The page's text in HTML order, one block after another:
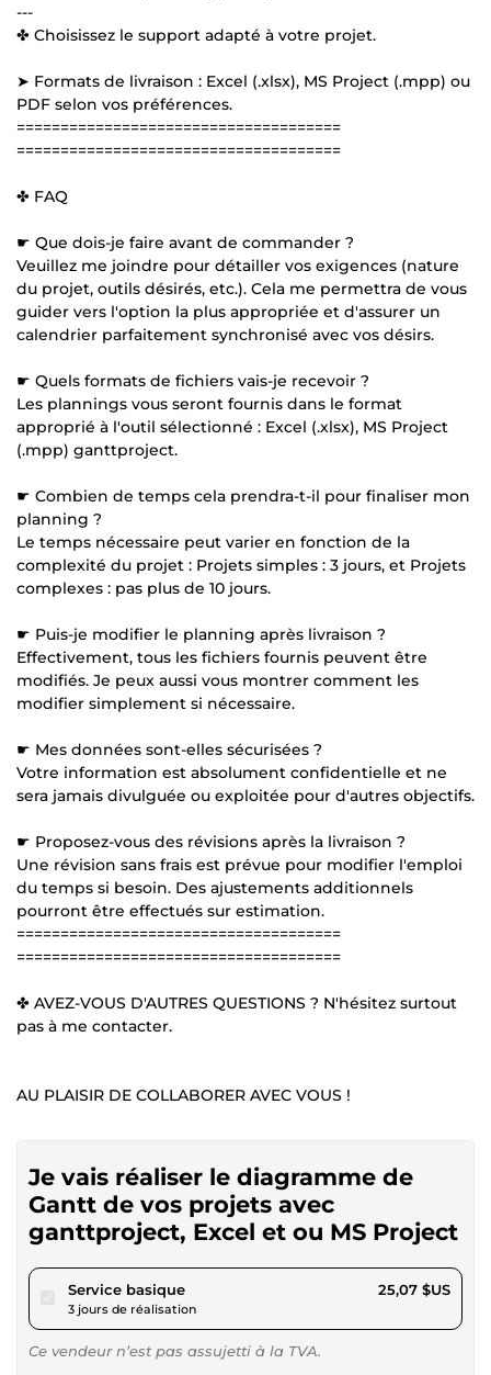
---
✤ Choisissez le support adapté à votre projet.
➤ Formats de livraison : Excel (.xlsx), MS Project (.mpp) ou
PDF selon vos préférences.
=====================================
=====================================
✤ FAQ
☛ Que dois-je faire avant de commander ?
Veuillez me joindre pour détailler vos exigences (nature
du projet, outils désirés, etc.). Cela me permettra de vous
guider vers l'option la plus appropriée et d'assurer un
calendrier parfaitement synchronisé avec vos désirs.
☛ Quels formats de fichiers vais-je recevoir ?
Les plannings vous seront fournis dans le format
approprié à l'outil sélectionné : Excel (.xlsx), MS Project
(.mpp) ganttproject.
☛ Combien de temps cela prendra-t-il pour finaliser mon
planning ?
Le temps nécessaire peut varier en fonction de la
complexité du projet : Projets simples : 3 jours, et Projets
complexes : pas plus de 10 jours.
☛ Puis-je modifier le planning après livraison ?
Effectivement, tous les fichiers fournis peuvent être
modifiés. Je peux aussi vous montrer comment les
modifier simplement si nécessaire.
☛ Mes données sont-elles sécurisées ?
Votre information est absolument confidentielle et ne
sera jamais divulguée ou exploitée pour d'autres objectifs.
☛ Proposez-vous des révisions après la livraison ?
Une révision sans frais est prévue pour modifier l'emploi
du temps si besoin. Des ajustements additionnels
pourront être effectués sur estimation.
=====================================
=====================================
✤ AVEZ-VOUS D'AUTRES QUESTIONS ? N'hésitez surtout
pas à me contacter.
AU PLAISIR DE COLLABORER AVEC VOUS !
Je vais réaliser le diagramme de
Gantt de vos projets avec
ganttproject, Excel et ou MS Project
Service basiquepour 23,11 $US
3 jours de réalisation
25,07 $US
Ce vendeur n’est pas assujetti à la TVA.